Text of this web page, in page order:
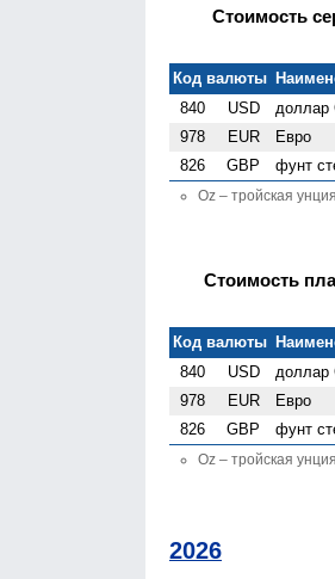
Стоимость
Код валюты
840
USD
978 EUR Евро
826 GBP фунт
Oz – тройская
Стоимость
Код валюты
840
USD
978 EUR Евро
826 GBP фунт
Oz – тройская
2026